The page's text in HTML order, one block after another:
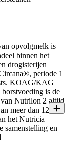
opvolgmelk is
binnen het
drogisterijen
periode 1
KOAG/KAG
is de
Nutrilon 2 altijd
meer dan 125
het Nutricia
samenstelling en